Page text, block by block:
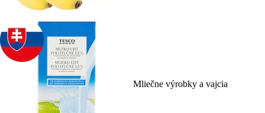
Mliečne výrobky a vajcia